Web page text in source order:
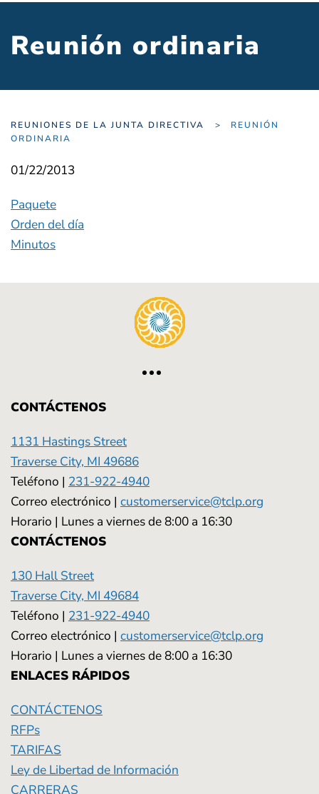
Reunión ordinaria
REUNIONES DE LA JUNTA DIRECTIVA
REUNIÓN
ORDINARIA
01/22/2013
Paquete
Orden del día
Minutos
CONTÁCTENOS
1131 Hastings Street
Traverse City, MI 49686
Teléfono | 231-922-4940
Correo electrónico | customerservice@tclp.org
Horario | Lunes a viernes de 8:00 a 16:30
CONTÁCTENOS
130 Hall Street
Traverse City, MI 49684
Teléfono | 231-922-4940
Correo electrónico | customerservice@tclp.org
Horario | Lunes a viernes de 8:00 a 16:30
ENLACES RÁPIDOS
CONTÁCTENOS
RFPs
TARIFAS
Ley de Libertad de Información
CARRERAS